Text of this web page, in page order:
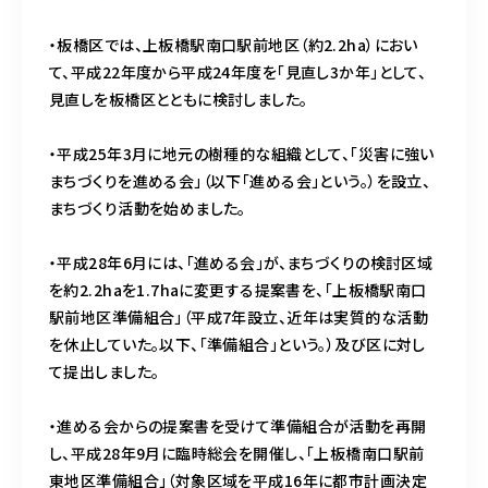
・板橋区では、上板橋駅南口駅前地区（約2.2ha）におい
て、平成22年度から平成24年度を「見直し3か年」として、
見直しを板橋区とともに検討しました。
・平成25年3月に地元の樹種的な組織として、「災害に強い
まちづくりを進める会」（以下「進める会」という。）を設立、
まちづくり活動を始めました。
・平成28年6月には、「進める会」が、まちづくりの検討区域
を約2.2haを1.7haに変更する提案書を、「上板橋駅南口
駅前地区準備組合」（平成7年設立、近年は実質的な活動
を休止していた。以下、「準備組合」という。）及び区に対し
て提出しました。
・進める会からの提案書を受けて準備組合が活動を再開
し、平成28年9月に臨時総会を開催し、「上板橋南口駅前
東地区準備組合」（対象区域を平成16年に都市計画決定